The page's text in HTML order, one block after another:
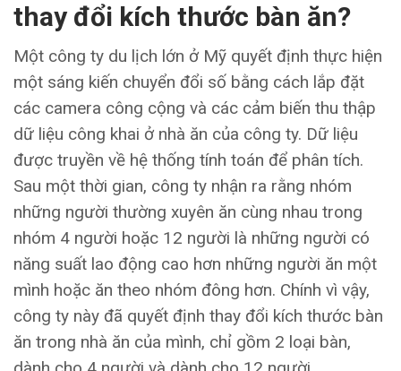
thay đổi kích thước bàn ăn?
Một công ty du lịch lớn ở Mỹ quyết định thực hiện
một sáng kiến chuyển đổi số bằng cách lắp đặt
các camera công cộng và các cảm biến thu thập
dữ liệu công khai ở nhà ăn của công ty. Dữ liệu
được truyền về hệ thống tính toán để phân tích.
Sau một thời gian, công ty nhận ra rằng nhóm
những người thường xuyên ăn cùng nhau trong
nhóm 4 người hoặc 12 người là những người có
năng suất lao động cao hơn những người ăn một
mình hoặc ăn theo nhóm đông hơn. Chính vì vậy,
công ty này đã quyết định thay đổi kích thước bàn
ăn trong nhà ăn của mình, chỉ gồm 2 loại bàn,